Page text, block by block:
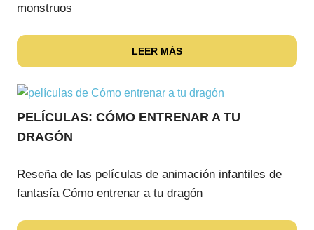
monstruos
LEER MÁS
PELÍCULAS: CÓMO ENTRENAR A TU
DRAGÓN
Reseña de las películas de animación infantiles de
fantasía Cómo entrenar a tu dragón